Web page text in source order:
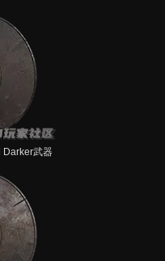
Darker武器